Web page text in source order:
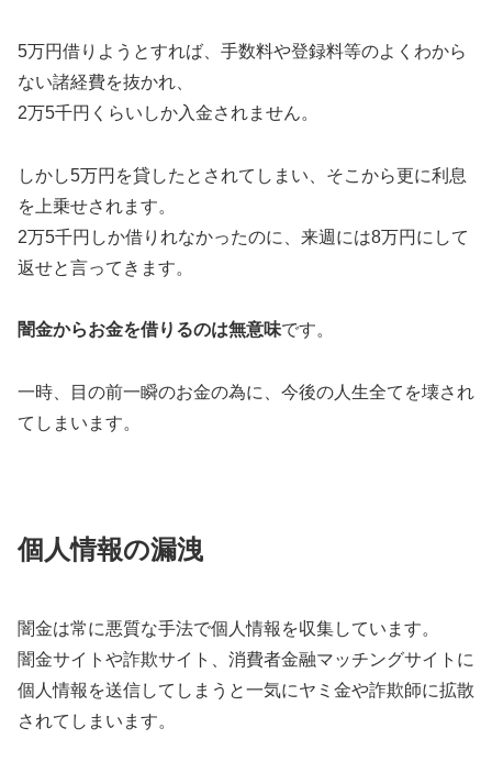
5万円借りようとすれば、手数料や登録料等のよくわから
ない諸経費を抜かれ、
2万5千円くらいしか入金されません。
しかし5万円を貸したとされてしまい、そこから更に利息
を上乗せされます。
2万5千円しか借りれなかったのに、来週には8万円にして
返せと言ってきます。
闇金からお金を借りるのは無意味です。
一時、目の前一瞬のお金の為に、今後の人生全てを壊され
てしまいます。
個人情報の漏洩
闇金は常に悪質な手法で個人情報を収集しています。
闇金サイトや詐欺サイト、消費者金融マッチングサイトに
個人情報を送信してしまうと一気にヤミ金や詐欺師に拡散
されてしまいます。